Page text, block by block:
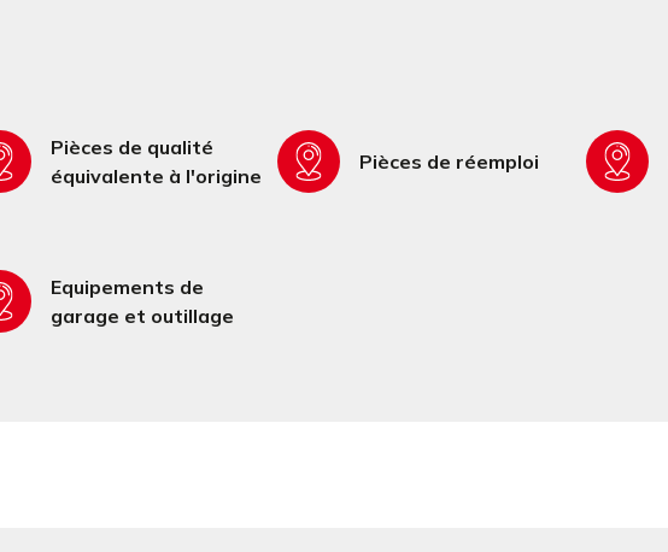
Pièces de qualité
équivalente à l'origine
Pièces de réemploi
Equipements de
garage et outillage